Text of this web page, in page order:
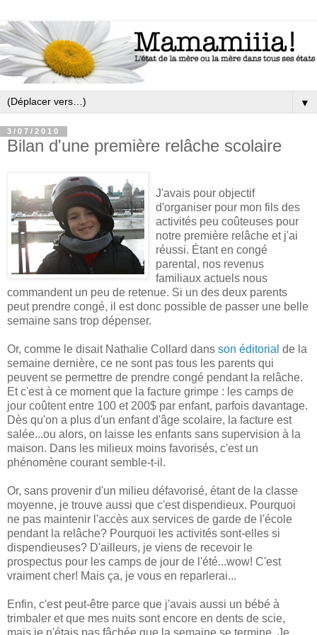
▼
3/07/2010
Bilan d'une première relâche scolaire
J'avais pour objectif
d'organiser pour mon fils des
activités peu coûteuses pour
notre première relâche et j'ai
réussi. Étant en congé
parental, nos revenus
familiaux actuels nous
commandent un peu de retenue. Si un des deux parents
peut prendre congé, il est donc possible de passer une belle
semaine sans trop dépenser.
Or, comme le disait Nathalie Collard dans son éditorial de la
semaine dernière, ce ne sont pas tous les parents qui
peuvent se permettre de prendre congé pendant la relâche.
Et c'est à ce moment que la facture grimpe : les camps de
jour coûtent entre 100 et 200$ par enfant, parfois davantage.
Dès qu'on a plus d'un enfant d'âge scolaire, la facture est
salée...ou alors, on laisse les enfants sans supervision à la
maison. Dans les milieux moins favorisés, c'est un
phénomène courant semble-t-il.
Or, sans provenir d'un milieu défavorisé, étant de la classe
moyenne, je trouve aussi que c'est dispendieux. Pourquoi
ne pas maintenir l'accès aux services de garde de l'école
pendant la relâche? Pourquoi les activités sont-elles si
dispendieuses? D'ailleurs, je viens de recevoir le
prospectus pour les camps de jour de l'été...wow! C'est
vraiment cher! Mais ça, je vous en reparlerai...
Enfin, c'est peut-être parce que j'avais aussi un bébé à
trimbaler et que mes nuits sont encore en dents de scie,